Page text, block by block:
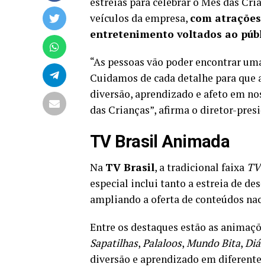
veículos da empresa, com
entretenimento voltados ao
“As pessoas vão poder encontrar
Cuidamos de cada detalhe para
diversão, aprendizado e afeto em
das Crianças”, afirma o diretor-
TV Brasil Animada
Na TV Brasil, a tradicional faixa
especial inclui tanto a estreia de
ampliando a oferta de conteúdos
Entre os destaques estão as
Sapatilhas,Palaloos,Mundo Bita,
diversão e aprendizado em